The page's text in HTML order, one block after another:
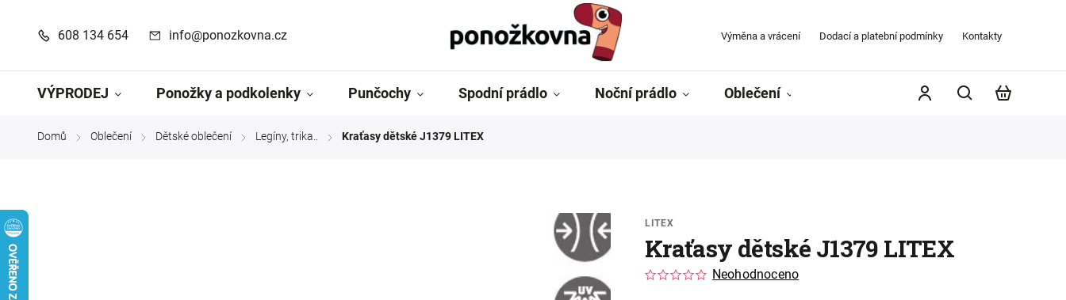
608 134 654 info@ponozkovna.cz Výměna a vrácení Dodací a platební podmínky Kontakty
VÝPRODEJ Ponožky a podkolenky Punčochy Spodní prádlo Noční prádlo Oblečení Kontakty
Domů / Oblečení / Dětské oblečení / Legíny, trika.. / Kraťasy dětské J1379 LITEX
LITEX
Kraťasy dětské J1379 LITEX
Neohodnoceno